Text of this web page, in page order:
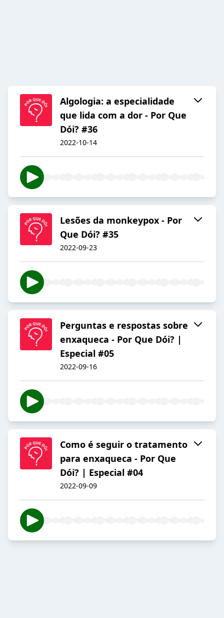
Algologia: a especialidade
que lida com a dor - Por Que
Dói? #36
2022-10-14
Lesões da monkeypox - Por
Que Dói? #35
2022-09-23
Perguntas e respostas sobre
enxaqueca - Por Que Dói? |
Especial #05
2022-09-16
Como é seguir o tratamento
para enxaqueca - Por Que
Dói? | Especial #04
2022-09-09